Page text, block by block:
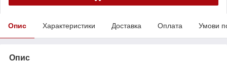
Опис Характеристики Доставка Оплата Умови
Опис